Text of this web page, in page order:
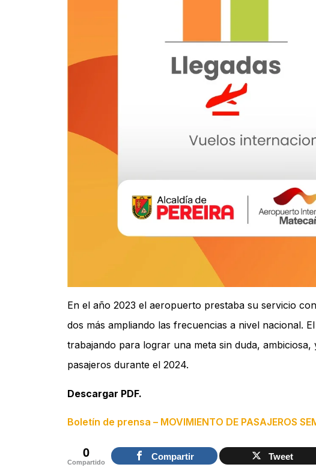
En el año 2023 el aeropuerto prestaba su servicio
dos más ampliando las frecuencias a nivel nacional.
trabajando para lograr una meta sin duda,
pasajeros durante el 2024.
Descargar PDF.
Boletín de prensa – MOVIMIENTO DE PASAJEROS
0
Compartido
Compartir Tweet